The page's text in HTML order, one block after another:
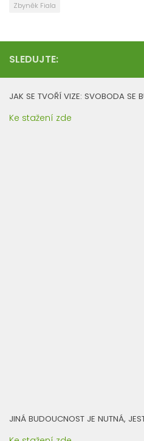
Zbyněk Fiala
SLEDUJTE:
JAK SE TVOŘÍ VIZE: SVOBODA SE
Ke stažení zde
JINÁ BUDOUCNOST JE NUTNÁ,